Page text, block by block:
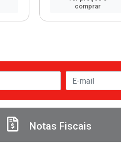
comprar
Notas Fiscais